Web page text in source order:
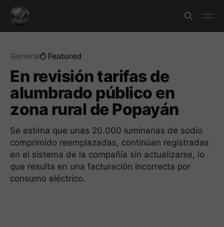
General Featured
En revisión tarifas de
alumbrado público en
zona rural de Popayán
Se estima que unas 20.000 luminarias de sodio
comprimido reemplazadas, continúan registradas
en el sistema de la compañía sin actualizarse, lo
que resulta en una facturación incorrecta por
consumo eléctrico.